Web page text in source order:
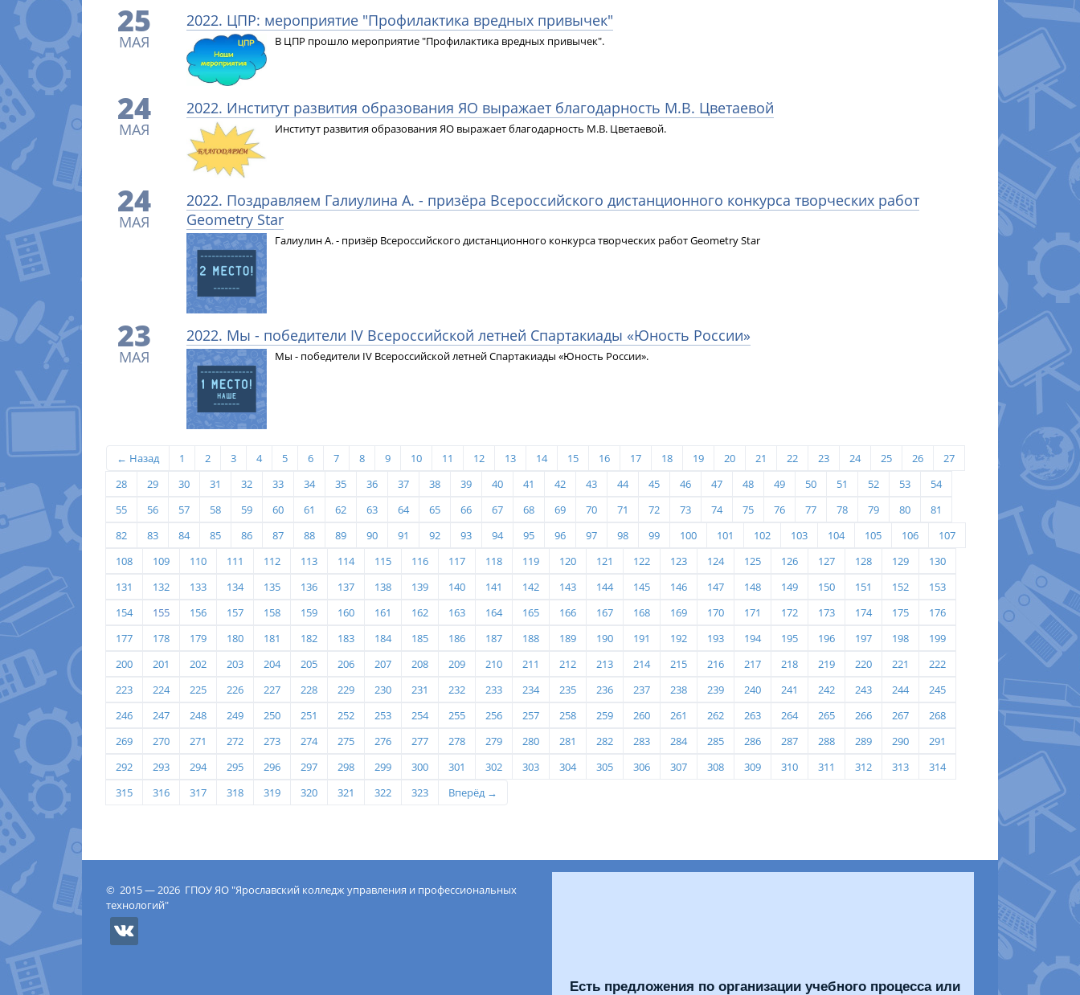
25
МАЯ
2022. ЦПР: мероприятие "Профилактика вредных привычек"
В ЦПР прошло мероприятие "Профилактика вредных привычек".
24
МАЯ
2022. Институт развития образования ЯО выражает благодарность М.В. Цветаевой
Институт развития образования ЯО выражает благодарность М.В. Цветаевой.
24
МАЯ
2022. Поздравляем Галиулина А. - призёра Всероссийского дистанционного конкурса творческих работ
Geometry Star
Галиулин А. - призёр Всероссийского дистанционного конкурса творческих работ Geometry Star
23
МАЯ
2022. Мы - победители IV Всероссийской летней Спартакиады «Юность России»
Мы - победители IV Всероссийской летней Спартакиады «Юность России».
← Назад 1 2 3 4 5 6 7 8 9 10 11 12 13 14 15 16 17 18 19 20 21 22 23 24 25 26
27
28
29 30 31 32 33 34 35 36 37 38 39 40 41 42 43 44 45 46 47 48 49 50 51 52 53
54
55
56 57 58 59 60 61 62 63 64 65 66 67 68 69 70 71 72 73 74 75 76 77 78 79 80
81
82
83 84 85 86 87 88 89 90 91 92 93 94 95 96 97 98 99 100 101 102 103 104 105 106
107
108
109 110 111 112 113 114 115 116 117 118 119 120 121 122 123 124 125 126 127 128 129
130
131
132 133 134 135 136 137 138 139 140 141 142 143 144 145 146 147 148 149 150 151 152
153
154
155 156 157 158 159 160 161 162 163 164 165 166 167 168 169 170 171 172 173 174 175
176
177
178 179 180 181 182 183 184 185 186 187 188 189 190 191 192 193 194 195 196 197 198
199
200
201 202 203 204 205 206 207 208 209 210 211 212 213 214 215 216 217 218 219 220 221
222
223
224 225 226 227 228 229 230 231 232 233 234 235 236 237 238 239 240 241 242 243 244
245
246
247 248 249 250 251 252 253 254 255 256 257 258 259 260 261 262 263 264 265 266 267
268
269
270 271 272 273 274 275 276 277 278 279 280 281 282 283 284 285 286 287 288 289 290
291
292
293 294 295 296 297 298 299 300 301 302 303 304 305 306 307 308 309 310 311 312 313
314
315
316 317 318 319 320 321 322 323 Вперёд →
© 2015 — 2026 ГПОУ ЯО "Ярославский колледж управления и профессиональных
технологий"
Есть предложения по организации учебного процесса или